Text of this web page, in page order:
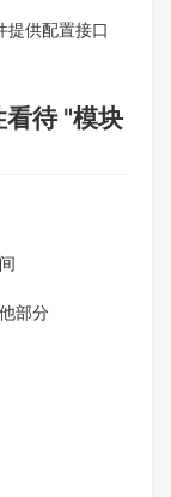
提供配置接口
待 "模块
部分​